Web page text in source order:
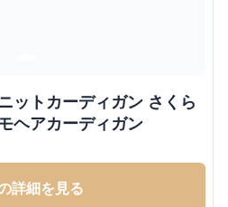
ットカーディガン さくら
ヘアカーディガン
詳細を見る